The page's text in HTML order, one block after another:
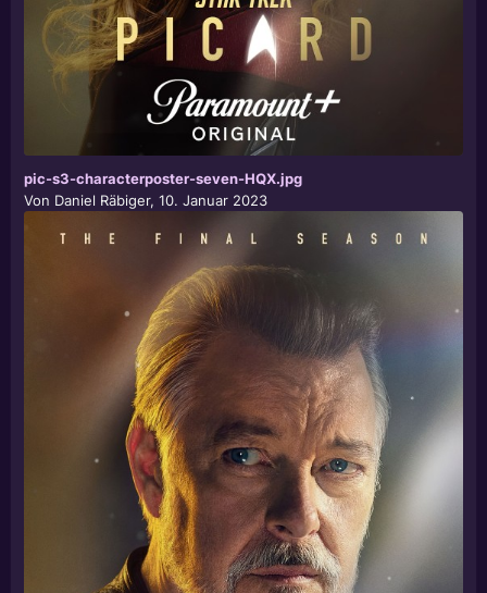
pic-s3-characterposter-seven-HQX.jpg
Von Daniel Räbiger, 10. Januar 2023